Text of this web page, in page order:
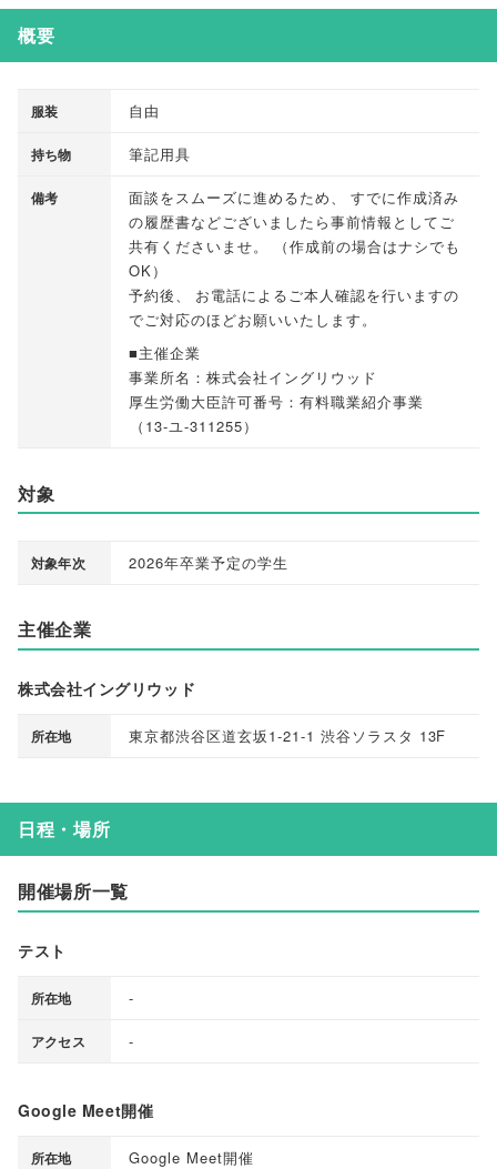
概要
服装 自由
持ち物 筆記用具
備考 面談をスムーズに進めるため、
すでに作成済み
の履歴書などございましたら事前情報としてご
共有くださいませ。 （作成前の場合はナシでも
OK）
予約後、
お電話によるご本人確認を行いますの
でご対応のほどお願いいたします。
■主催企業
事業所名：株式会社イングリウッド
厚生労働大臣許可番号：有料職業紹介事業
（ 13-ユ-311255）
対象
対象年次 2026年卒業予定の学生
主催企業
株式会社イングリウッド
所在地 東京都渋谷区道玄坂1-21-1 渋谷ソラスタ 13F
日程・場所
開催場所一覧
テスト
所在地 -
アクセス -
Google Meet開催
所在地 Google Meet開催